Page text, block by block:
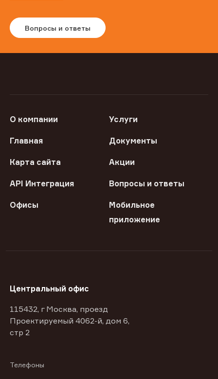
Вопросы и ответы
О компании Услуги
Главная Документы
Карта сайта Акции
API Интеграция Вопросы и ответы
Офисы
Мобильное
приложение
Центральный офис
115432, г Москва, проезд
Проектируемый 4062-й, дом 6,
стр 2
Телефоны